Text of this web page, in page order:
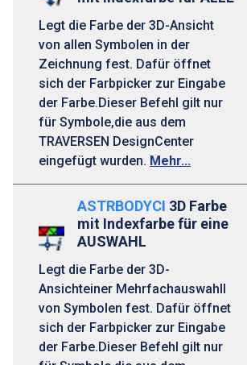
Legt die Farbe der 3D-Ansicht
von allen Symbolen in der
Zeichnung fest. Dafür öffnet
sich der Farbpicker zur Eingabe
der Farbe.Dieser Befehl gilt nur
für Symbole,die aus dem
TRAVERSEN DesignCenter
eingefügt wurden. Mehr...
ASTRBODYCI 3D Farbe
mit Indexfarbe für eine
AUSWAHL
Legt die Farbe der 3D-
Ansichteiner Mehrfachauswahll
von Symbolen fest. Dafür öffnet
sich der Farbpicker zur Eingabe
der Farbe.Dieser Befehl gilt nur